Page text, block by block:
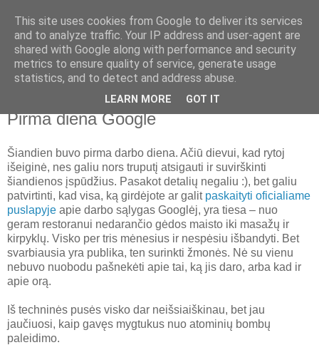
kastauyra: vietoje laiškų.
Ne tylėti susirinkome.
trečiadienis, liepos 04, 2007
Pirma diena Google
Šiandien buvo pirma darbo diena. Ačiū dievui, kad rytoj
išeiginė, nes galiu nors truputį atsigauti ir suvirškinti
šiandienos įspūdžius. Pasakot detalių negaliu :), bet galiu
patvirtinti, kad visa, ką girdėjote ar galit paskaityti oficialiame
puslapyje apie darbo sąlygas Googlėj, yra tiesa – nuo
geram restoranui nedarančio gėdos maisto iki masažų ir
kirpyklų. Visko per tris mėnesius ir nespėsiu išbandyti. Bet
svarbiausia yra publika, ten surinkti žmonės. Nė su vienu
nebuvo nuobodu pašnekėti apie tai, ką jis daro, arba kad ir
apie orą.
Iš techninės pusės visko dar neišsiaiškinau, bet jau
jaučiuosi, kaip gavęs mygtukus nuo atominių bombų
paleidimo.
This site uses cookies from Google to deliver its services
and to analyze traffic. Your IP address and user-agent are
shared with Google along with performance and security
metrics to ensure quality of service, generate usage
statistics, and to detect and address abuse.
LEARN MORE GOT IT